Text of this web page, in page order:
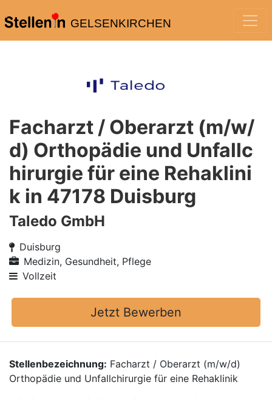
GELSENKIRCHEN
Facharzt / Oberarzt (m/w/
d) Orthopädie und Unfallc
hirurgie für eine Rehaklini
k in 47178 Duisburg
Taledo GmbH
Duisburg
Medizin, Gesundheit, Pflege
Vollzeit
Jetzt Bewerben
Stellenbezeichnung: Facharzt / Oberarzt (m/w/d)
Orthopädie und Unfallchirurgie für eine Rehaklinik